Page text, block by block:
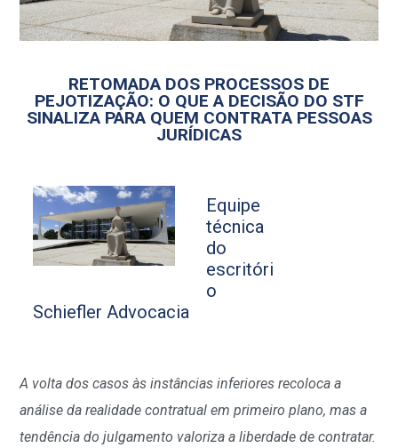
RETOMADA DOS PROCESSOS DE
PEJOTIZAÇÃO: O QUE A DECISÃO DO STF
SINALIZA PARA QUEM CONTRATA PESSOAS
JURÍDICAS
Equipe
técnica
do
escritóri
o
Schiefler Advocacia
A volta dos casos às instâncias inferiores recoloca a
análise da realidade contratual em primeiro plano, mas a
tendência do julgamento valoriza a liberdade de contratar.